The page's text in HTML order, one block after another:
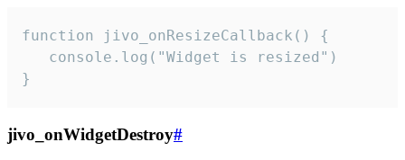
function jivo_onResizeCallback() {
   console.log("Widget is resized")
}
jivo_onWidgetDestroy#